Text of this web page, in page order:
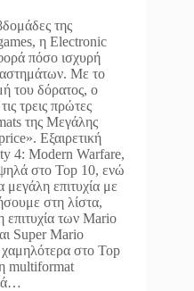
της
η Electronic
πόσο ισχυρή
Με το
του δόρατος, ο
τρεις πρώτες
της Μεγάλης
Εξαιρετική
4: Modern Warfare,
ψηλά στο Top 10, ενώ
επιτυχία με
στη λίστα,
επιτυχία των Mario
Super Mario
χαμηλότερα στο Top
multiformat